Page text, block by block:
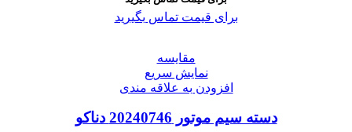
برای قیمت تماس بگیرید
مقايسه
نمایش سریع
افزودن به علاقه مندی
دسته سیم موتور 20240746 دناکو